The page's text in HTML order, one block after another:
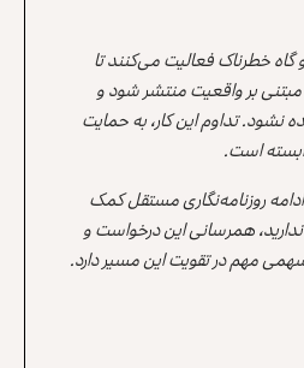
گاه خطرناک فعالیت می‌کنند تا
بر واقعیت منتشر شود و
نشود. تداوم این کار، به حمایت
است.
روزنامه‌نگاری مستقل کمک
همرسانی این درخواست و
مهم در تقویت این مسیر دارد.